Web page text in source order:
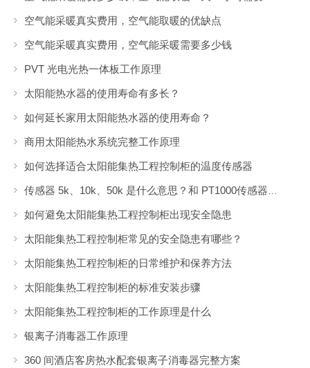
空气能采暖真实费用，空气能取暖的优缺点
空气能采暖真实费用，空气能采暖需要多少钱
PVT 光电光热一体板工作原理
太阳能热水器的使用寿命有多长？
如何延长家用太阳能热水器的使用寿命？
商用太阳能热水系统完整工作原理
如何选择适合太阳能集热工程控制柜的温度传感器
如何避免太阳能集热工程控制柜出现安全隐患
太阳能集热工程控制柜常见的安全隐患有哪些？
太阳能集热工程控制柜的日常维护和保养方法
太阳能集热工程控制柜的标准安装步骤
太阳能集热工程控制柜的工作原理是什么
银离子消毒器工作原理
360 间酒店客房热水配套银离子消毒器完整方案